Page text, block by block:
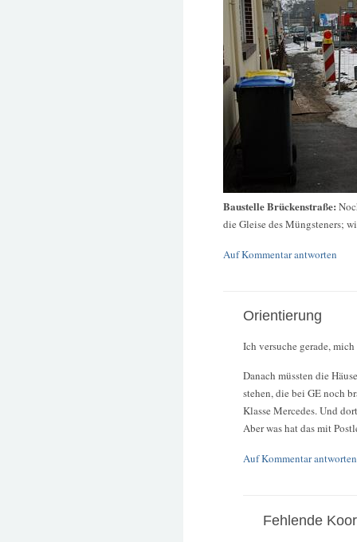
Baustelle Brückenstraße:
die Gleise des Müngsteners;
Auf Kommentar antworten
Orientierung
Ich versuche gerade,
Danach müssten die
stehen, die bei GE noch
Klasse Mercedes. Und
Aber was hat das mit
Auf Kommentar antworten
Fehlende